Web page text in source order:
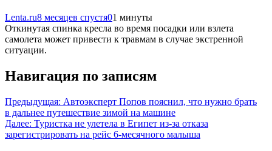
Lenta.ru8 месяцев спустя01 минуты
Откинутая спинка кресла во время посадки или взлета
самолета может привести к травмам в случае экстренной
ситуации.
Навигация по записям
Предыдущая: Автоэксперт Попов пояснил, что нужно брать
в дальнее путешествие зимой на машине
Далее: Туристка не улетела в Египет из-за отказа
зарегистрировать на рейс 6-месячного малыша